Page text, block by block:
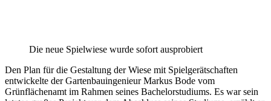
Die neue Spielwiese wurde sofort ausprobiert
Den Plan für die Gestaltung der Wiese mit Spielgerätschaften
entwickelte der Gartenbauingenieur Markus Bode vom
Grünflächenamt im Rahmen seines Bachelorstudiums. Es war sein